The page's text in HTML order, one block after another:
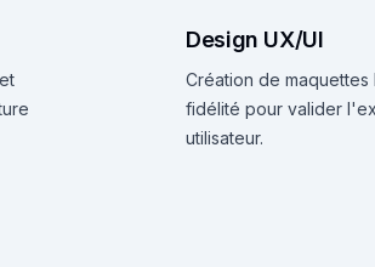
Design UX/UI
Création de maquettes
fidélité pour valider
utilisateur.